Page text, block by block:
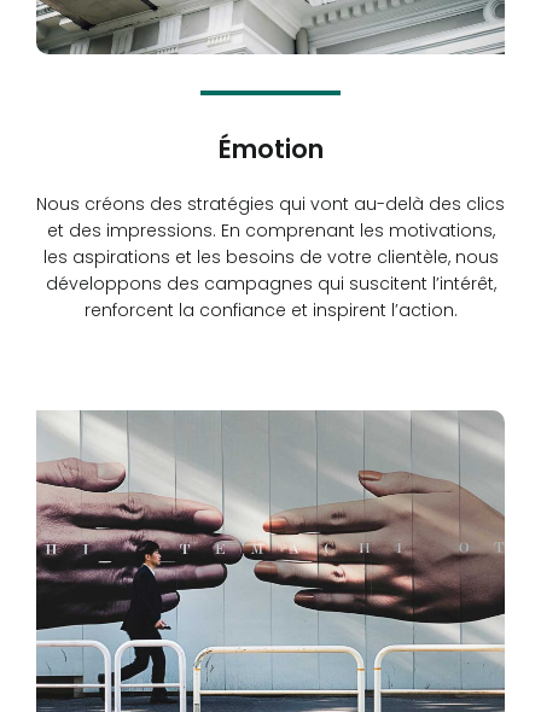
Émotion
Nous créons des stratégies qui vont au-delà des clics
et des impressions. En comprenant les motivations,
les aspirations et les besoins de votre clientèle, nous
développons des campagnes qui suscitent l’intérêt,
renforcent la confiance et inspirent l’action.